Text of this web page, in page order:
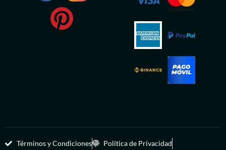
Términos y Condiciones
Política de Privacidad